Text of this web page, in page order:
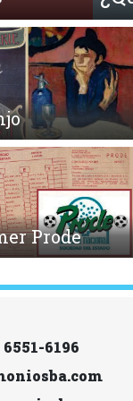
Prode
6196